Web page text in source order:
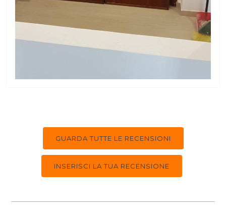
GUARDA TUTTE LE RECENSIONI
INSERISCI LA TUA RECENSIONE